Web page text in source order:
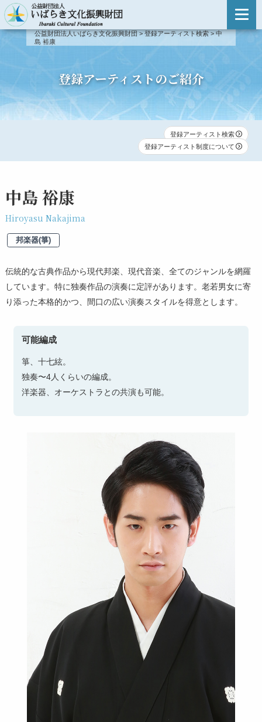
主催事業のご案内
主催事業のご案内
登録アーティスト検索
登録アーティスト検索
登録アーティスト制度について
新人演奏会
新人演奏会
第46回〜第50回
第41回〜第45回
第31回〜第40回
第21回〜第30回
第11回〜第20回
第1回〜第10回
出演依頼・お問い合わせ
公益財団法人いばらき文化振興財団>登録アーティスト検索>中
島 裕康
登録アーティストのご紹介
登録アーティスト検索
登録アーティスト制度について
中島 裕康
Hiroyasu Nakajima
邦楽器(箏)
伝統的な古典作品から現代邦楽、現代音楽、全てのジャンルを網羅
しています。特に独奏作品の演奏に定評があります。老若男女に寄
り添った本格的かつ、間口の広い演奏スタイルを得意とします。
可能編成
箏、十七絃。
独奏〜4人くらいの編成。
洋楽器、オーケストラとの共演も可能。